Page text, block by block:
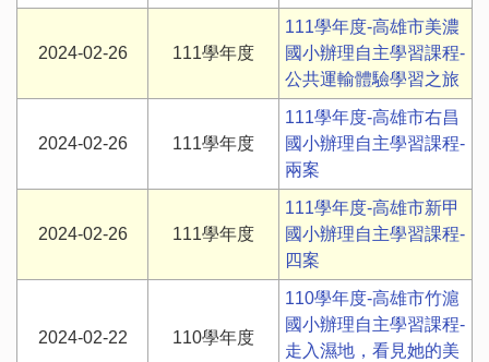
2024-02-26 111學年度
111學年度-高雄市美濃
國小辦理自主學習課程-
公共運輸體驗學習之旅
2024-02-26 111學年度
111學年度-高雄市右昌
國小辦理自主學習課程-
兩案
2024-02-26 111學年度
111學年度-高雄市新甲
國小辦理自主學習課程-
四案
2024-02-22 110學年度
110學年度-高雄市竹滬
國小辦理自主學習課程-
走入濕地，看見她的美